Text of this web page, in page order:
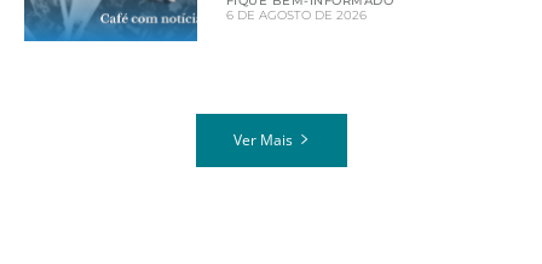
6 DE AGOSTO DE 2026
Ver Mais